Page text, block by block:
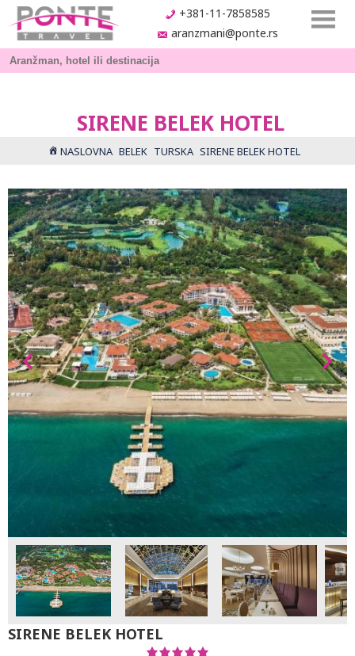
+381-11-7858585
aranzmani@ponte.rs
SIRENE BELEK HOTEL
NASLOVNA BELEK TURSKA SIRENE BELEK HOTEL
SIRENE BELEK HOTEL